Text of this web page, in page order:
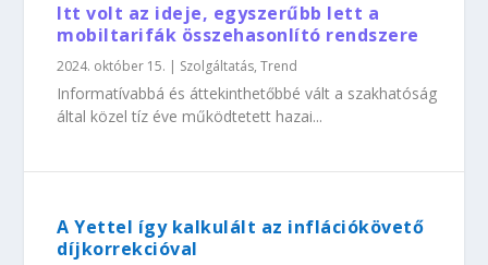
Itt volt az ideje, egyszerűbb lett a
mobiltarifák összehasonlító rendszere
2024. október 15. | Szolgáltatás,Trend
Informatívabbá és áttekinthetőbbé vált a szakhatóság
által közel tíz éve működtetett hazai...
A Yettel így kalkulált az inflációkövető
díjkorrekcióval